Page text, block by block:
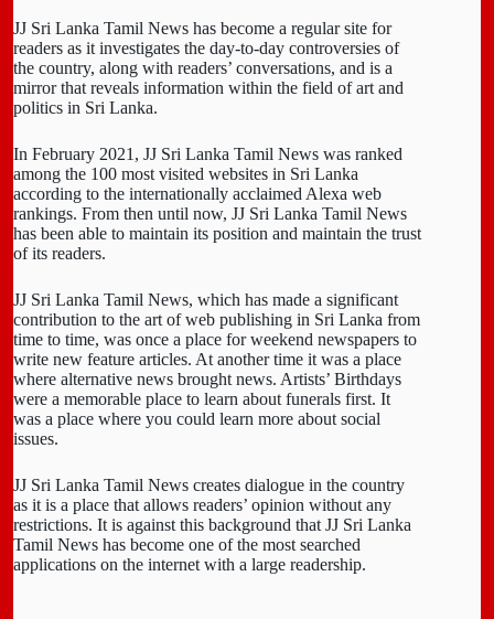
JJ Sri Lanka Tamil News has become a regular site for
readers as it investigates the day-to-day controversies of
the country, along with readers’ conversations, and is a
mirror that reveals information within the field of art and
politics in Sri Lanka.
In February 2021, JJ Sri Lanka Tamil News was ranked
among the 100 most visited websites in Sri Lanka
according to the internationally acclaimed Alexa web
rankings. From then until now, JJ Sri Lanka Tamil News
has been able to maintain its position and maintain the trust
of its readers.
JJ Sri Lanka Tamil News, which has made a significant
contribution to the art of web publishing in Sri Lanka from
time to time, was once a place for weekend newspapers to
write new feature articles. At another time it was a place
where alternative news brought news. Artists’ Birthdays
were a memorable place to learn about funerals first. It
was a place where you could learn more about social
issues.
JJ Sri Lanka Tamil News creates dialogue in the country
as it is a place that allows readers’ opinion without any
restrictions. It is against this background that JJ Sri Lanka
Tamil News has become one of the most searched
applications on the internet with a large readership.